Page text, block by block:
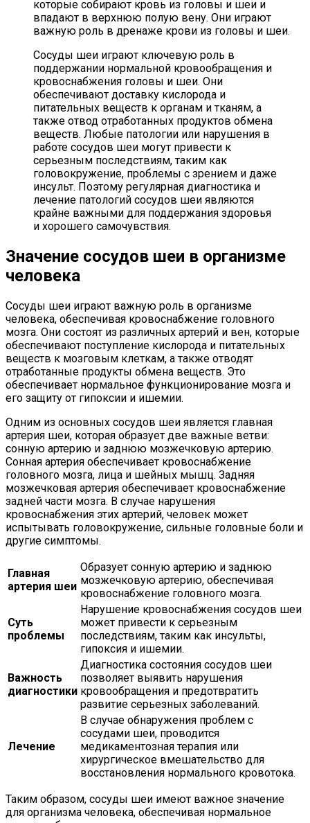
которые собирают кровь из головы и шеи и
впадают в верхнюю полую вену. Они играют
важную роль в дренаже крови из головы и шеи.
Сосуды шеи играют ключевую роль в
поддержании нормальной кровообращения и
кровоснабжения головы и шеи. Они
обеспечивают доставку кислорода и
питательных веществ к органам и тканям, а
также отвод отработанных продуктов обмена
веществ. Любые патологии или нарушения в
работе сосудов шеи могут привести к
серьезным последствиям, таким как
головокружение, проблемы с зрением и даже
инсульт. Поэтому регулярная диагностика и
лечение патологий сосудов шеи являются
крайне важными для поддержания здоровья
и хорошего самочувствия.
Значение сосудов шеи в организме
человека
Сосуды шеи играют важную роль в организме
человека, обеспечивая кровоснабжение головного
мозга. Они состоят из различных артерий и вен, которые
обеспечивают поступление кислорода и питательных
веществ к мозговым клеткам, а также отводят
отработанные продукты обмена веществ. Это
обеспечивает нормальное функционирование мозга и
его защиту от гипоксии и ишемии.
Одним из основных сосудов шеи является главная
артерия шеи, которая образует две важные ветви:
сонную артерию и заднюю мозжечковую артерию.
Сонная артерия обеспечивает кровоснабжение
головного мозга, лица и шейных мышц. Задняя
мозжечковая артерия обеспечивает кровоснабжение
задней части мозга. В случае нарушения
кровоснабжения этих артерий, человек может
испытывать головокружение, сильные головные боли и
другие симптомы.
Главная
артерия шеи
Образует сонную артерию и заднюю
мозжечковую артерию, обеспечивая
кровоснабжение головного мозга.
Суть
проблемы
Нарушение кровоснабжения сосудов шеи
может привести к серьезным
последствиям, таким как инсульты,
гипоксия и ишемии.
Важность
диагностики
Диагностика состояния сосудов шеи
позволяет выявить нарушения
кровообращения и предотвратить
развитие серьезных заболеваний.
Лечение
В случае обнаружения проблем с
сосудами шеи, проводится
медикаментозная терапия или
хирургическое вмешательство для
восстановления нормального кровотока.
Таким образом, сосуды шеи имеют важное значение
для организма человека, обеспечивая нормальное